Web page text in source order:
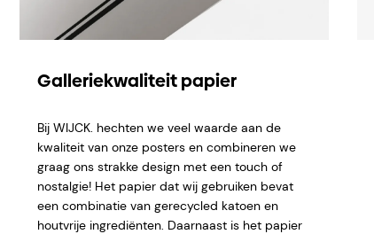
Galleriekwaliteit papier
Bij WIJCK. hechten we veel waarde aan de
kwaliteit van onze posters en combineren we
graag ons strakke design met een touch of
nostalgie! Het papier dat wij gebruiken bevat
een combinatie van gerecycled katoen en
houtvrije ingrediënten. Daarnaast is het papier